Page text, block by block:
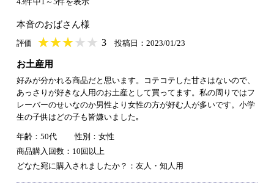
本音のおばさん様
評価 ★★★★★
★★★★★ 3 投稿日：2023/01/23
お土産用
好みが分かれる商品だと思います。コテコテした甘さはないので、
あっさりが好きな人用のお土産として買ってます。私の周りではフ
レーバーのせいなのか男性より女性の方が好む人が多いです。小学
生の子供はどの子も皆嫌いました｡
年齢：50代
性別：女性
商品購入回数：10回以上
どなた宛に購入されましたか？：友人・知人用